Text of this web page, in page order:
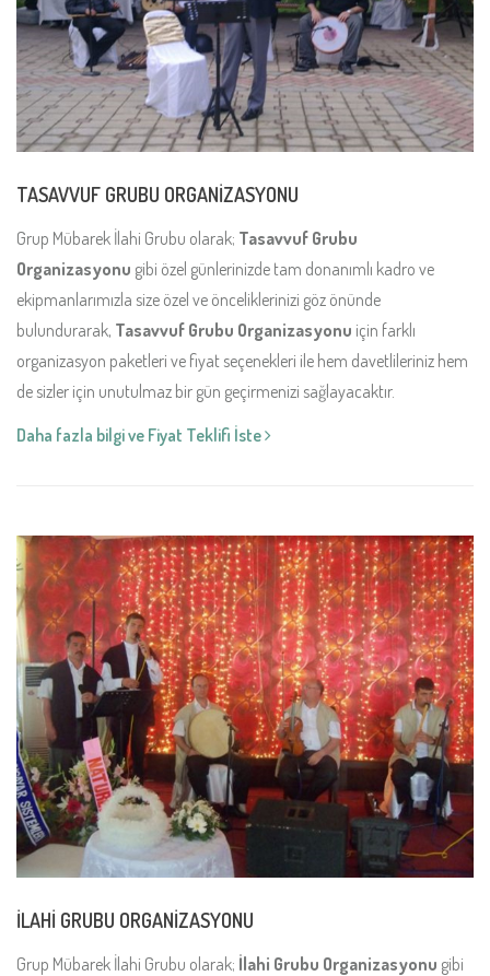
TASAVVUF GRUBU ORGANİZASYONU
Grup Mübarek İlahi Grubu olarak; Tasavvuf Grubu
Organizasyonu gibi özel günlerinizde tam donanımlı kadro ve
ekipmanlarımızla size özel ve önceliklerinizi göz önünde
bulundurarak, Tasavvuf Grubu Organizasyonu için farklı
organizasyon paketleri ve fiyat seçenekleri ile hem davetlileriniz hem
de sizler için unutulmaz bir gün geçirmenizi sağlayacaktır.
Daha fazla bilgi ve Fiyat Teklifi İste
İLAHİ GRUBU ORGANİZASYONU
Grup Mübarek İlahi Grubu olarak; İlahi Grubu Organizasyonu gibi